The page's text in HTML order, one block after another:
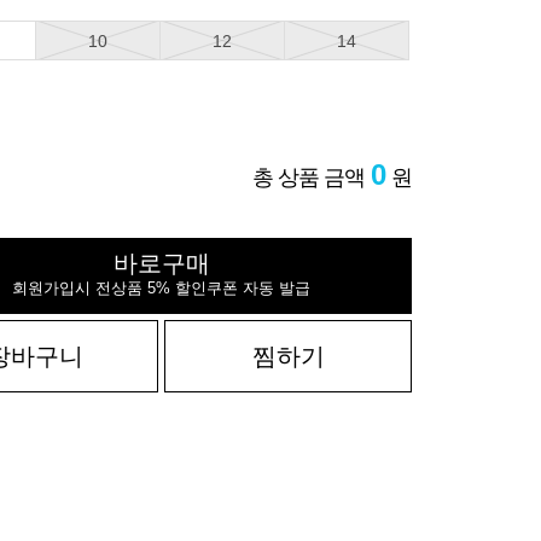
10 12 14
총 상품 금액 0 원
바로구매
회원가입시 전상품 5% 할인쿠폰 자동 발급
바구니 찜하기